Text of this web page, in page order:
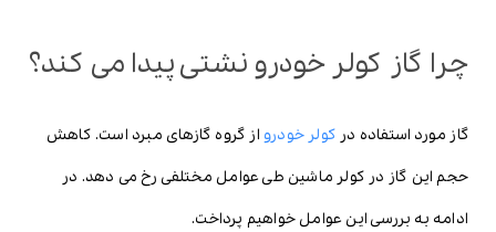
چرا گاز کولر خودرو نشتی پیدا می کند؟
گاز مورد استفاده در کولر خودرو از گروه گازهای مبرد است. کاهش
حجم این گاز در کولر ماشین طی عوامل مختلفی رخ می دهد. در
ادامه به بررسی این عوامل خواهیم پرداخت.